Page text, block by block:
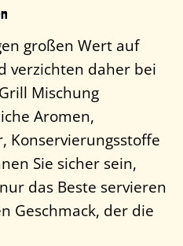
großen Wert auf
verzichten daher bei
Mischung
Aromen,
Konservierungsstoffe
Sie sicher sein,
das Beste servieren
Geschmack, der die